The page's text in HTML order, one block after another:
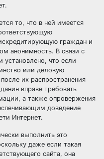
то, что в ней имеется
граждан и
анонимность. В связи с
что если
или деловую
их распространения
вправе требовать
а также опровержения
доведение
Интернет.
выполнить это
даже если такая
сайта, она